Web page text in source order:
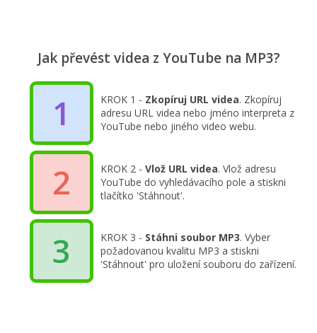
Jak převést videa z YouTube na MP3?
1 KROK 1 - Zkopíruj URL videa. Zkopíruj
adresu URL videa nebo jméno interpreta z
YouTube nebo jiného video webu.
2 KROK 2 - Vlož URL videa. Vlož adresu
YouTube do vyhledávacího pole a stiskni
tlačítko 'Stáhnout'.
3 KROK 3 - Stáhni soubor MP3. Vyber
požadovanou kvalitu MP3 a stiskni
'Stáhnout' pro uložení souboru do zařízení.